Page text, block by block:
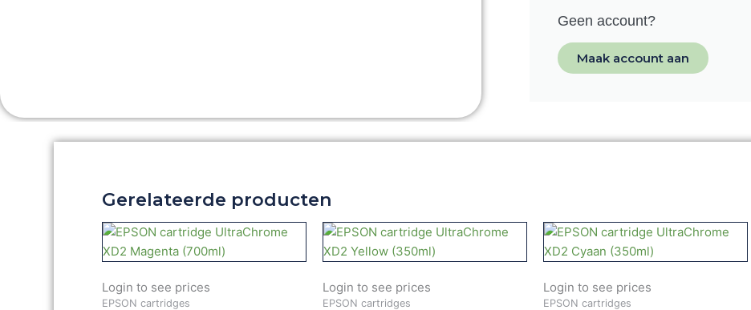
Geen account?
Maak account aan
Gerelateerde producten
Login to see prices
EPSON cartridges
Login to see prices
EPSON cartridges
Login to see prices
EPSON cartridges